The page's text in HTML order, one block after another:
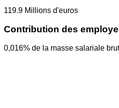
119.9 Millions d'euros
Contribution des
0,016% de la masse salariale